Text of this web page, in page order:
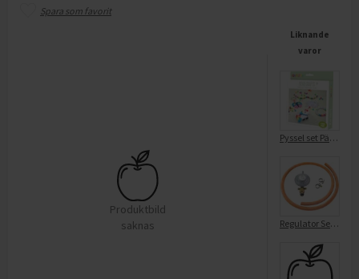
Spara som favorit
Produktbild
saknas
Liknande
varor
Pyssel set Pärlpyssel
Regulator Set 120cm